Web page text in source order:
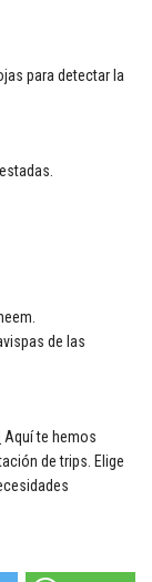
para detectar la
de las
Aquí te hemos
de trips. Elige